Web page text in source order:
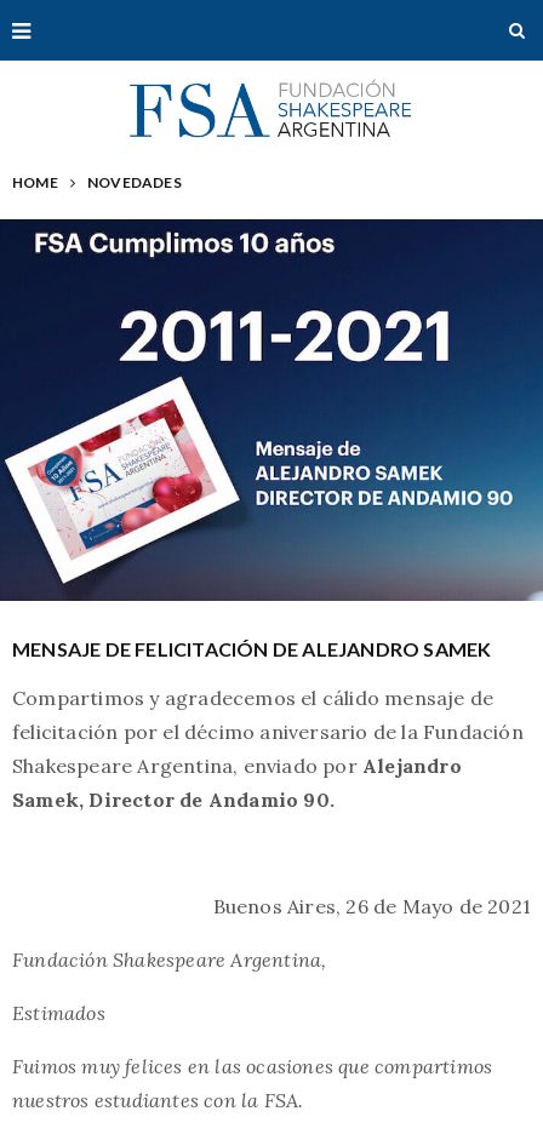
HOME NOVEDADES
MENSAJE DE FELICITACIÓN DE ALEJANDRO SAMEK
Compartimos y agradecemos el cálido mensaje de
felicitación por el décimo aniversario de la Fundación
Shakespeare Argentina, enviado por Alejandro
Samek, Director de Andamio 90.
Buenos Aires, 26 de Mayo de 2021
Fundación Shakespeare Argentina,
Estimados
Fuimos muy felices en las ocasiones que compartimos
nuestros estudiantes con la FSA.